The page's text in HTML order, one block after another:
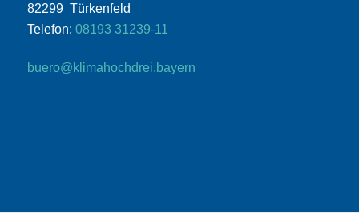
82299 Türkenfeld
Telefon: 08193 31239-11
buero@klimahochdrei.bayern